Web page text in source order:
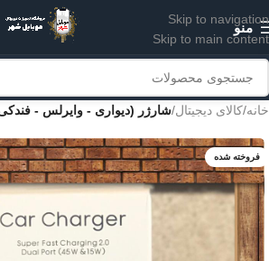
Skip to navigation
Skip to main content
منو
خانه کالای دیجیتال شارژر (دیواری - وایرلس -
فروخته شده